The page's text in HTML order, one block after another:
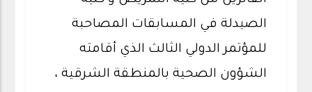
الصيدلة في المسابقات المصاحبة
للمؤتمر الدولي الثالث الذي أقامته
الشؤون الصحية بالمنطقة الشرقية ،